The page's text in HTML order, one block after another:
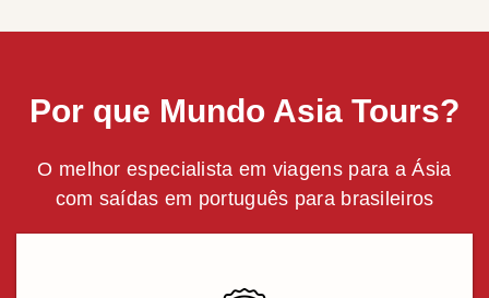
Por que Mundo Asia Tours?
O melhor especialista em viagens para a Ásia
com saídas em português para brasileiros